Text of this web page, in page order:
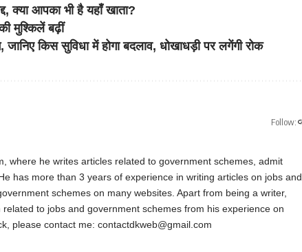
क्या आपका भी है यहाँ खाता?
मुश्किलें बढ़ीं
किस सुविधा में होगा बदलाव, धोखाधड़ी पर लगेंगी रोक
Follow:
where he writes articles related to government schemes, admit
has more than 3 years of experience in writing articles on jobs and
schemes on many websites. Apart from being a writer,
to jobs and government schemes from his experience on
please contact me: contactdkweb@gmail.com